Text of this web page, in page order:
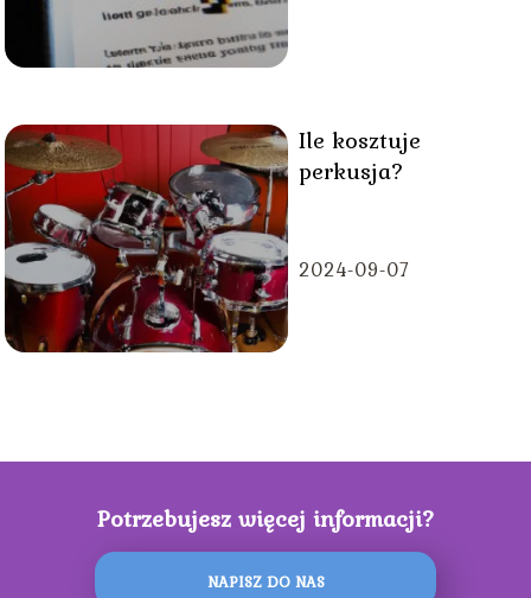
Ile kosztuje
perkusja?
2024-09-07
Potrzebujesz więcej informacji?
NAPISZ DO NAS